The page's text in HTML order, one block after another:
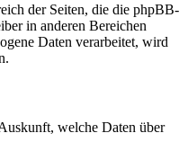
der Seiten, die die phpBB-
in anderen Bereichen
Daten verarbeitet, wird
welche Daten über